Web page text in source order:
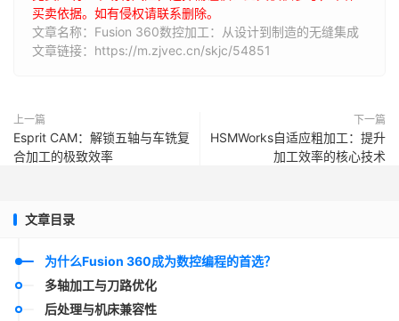
买卖依据。如有侵权请联系删除。
文章名称：Fusion 360数控加工：从设计到制造的无缝集成
文章链接：https://m.zjvec.cn/skjc/54851
上一篇
Esprit CAM：解锁五轴与车铣复
合加工的极致效率
下一篇
HSMWorks自适应粗加工：提升
加工效率的核心技术
文章目录
为什么Fusion 360成为数控编程的首选？
多轴加工与刀路优化
后处理与机床兼容性